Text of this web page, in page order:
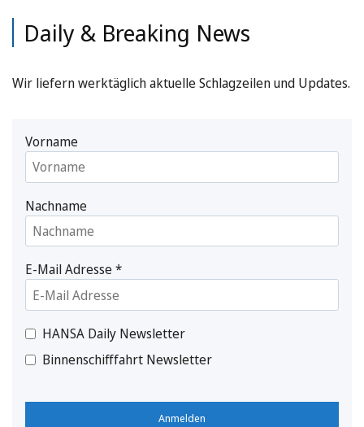
Daily & Breaking News
Wir liefern werktäglich aktuelle Schlagzeilen und Updates.
Vorname
Nachname
E-Mail Adresse*
HANSA Daily Newsletter
Binnenschifffahrt Newsletter
Anmelden